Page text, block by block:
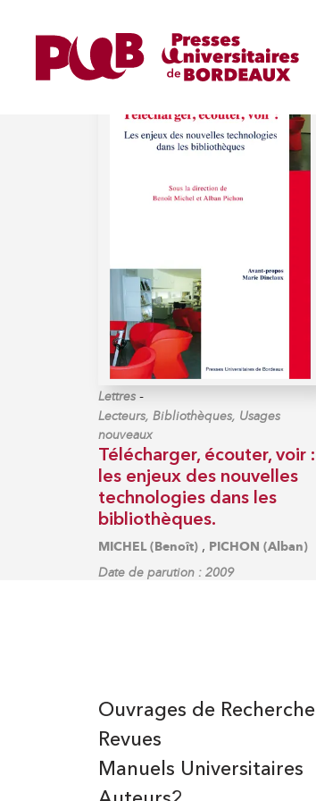
Lettres-
Lecteurs, Bibliothèques, Usages
nouveaux
Télécharger, écouter, voir :
les enjeux des nouvelles
technologies dans les
bibliothèques.
MICHEL (Benoît), PICHON (Alban)
Date de parution : 2009
Manuels Universitaires
Ouvrages de Recherche
Revues